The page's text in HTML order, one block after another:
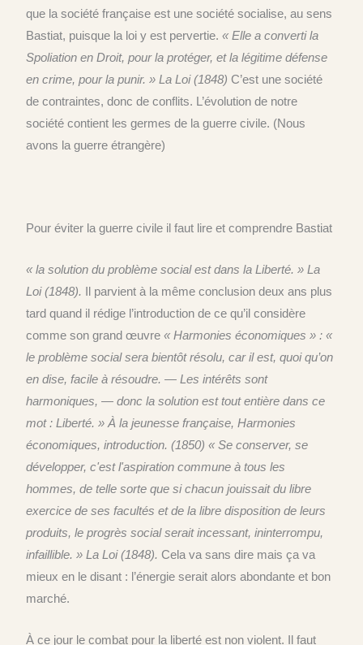
que la société française est une société socialise, au sens
Bastiat, puisque la loi y est pervertie.«Elle a converti la
Spoliation en Droit, pour la protéger, et la légitime défense
en crime, pour la punir. » La Loi (1848) C’est une société
de contraintes, donc de conflits. L ’évolution de notre
société contient les germes de la guerre civile. (Nous
avons la guerre étrangère)
Pour éviter la guerre civile il faut lire etcomprendre Bastiat
« la solution du problème social est dans la Liberté. »La
Loi (1848). Il parvient à la même conclusion deux ans plus
tard quand il rédige l’introduction de ce qu’il considère
comme son grand œuvre « Harmonies économiques » :«
le problème social sera bientôt résolu, car il est, quoi qu’on
en dise, facile à résoudre. — Les intérêts sont
harmoniques, — donc la solution est tout entière dans ce
mot :Liberté. »À la jeunesse française, Harmonies
économiques, introduction. (1850)«Se conserver, se
développer, c'est l'aspiration commune à tous les
hommes, de telle sorte que si chacun jouissait du libre
exercice de ses facultés et de la libre disposition de leurs
produits, le progrès social serait incessant, ininterrompu,
infaillible. »La Loi (1848).Cela va sans dire mais ça va
mieux en le disant : l’énergie serait alors abondante et bon
marché.
À ce jour le combat pour la liberté est non violent. Il faut